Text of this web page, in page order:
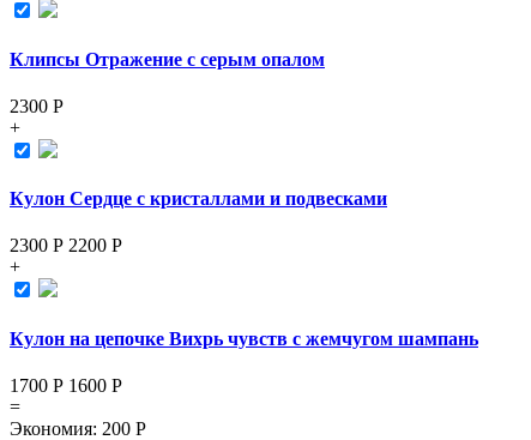
Клипсы Отражение с серым опалом
2300 Р
+
Кулон Сердце с кристаллами и подвесками
2300 Р 2200 Р
+
Кулон на цепочке Вихрь чувств с жемчугом шампань
1700 Р 1600 Р
=
Экономия: 200 Р